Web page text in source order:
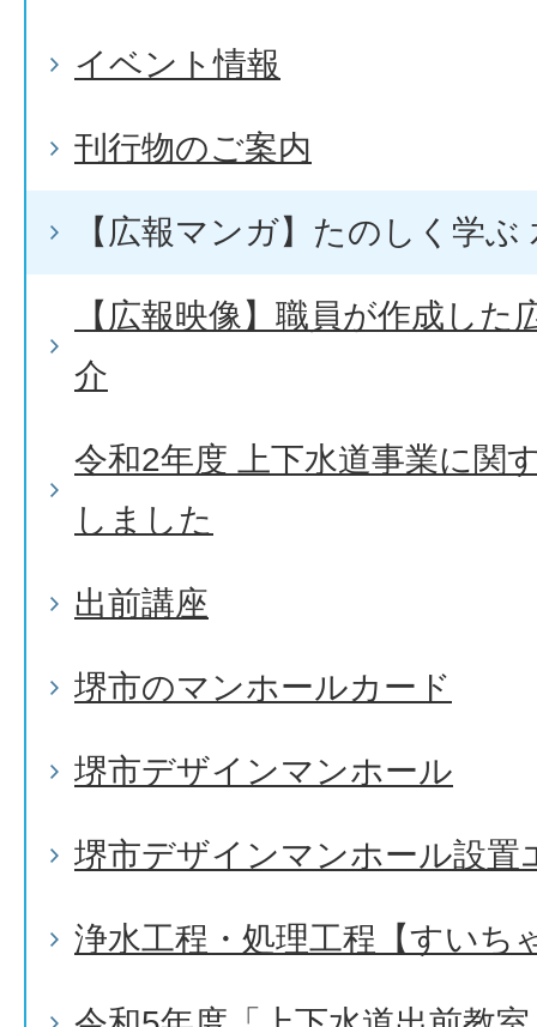
イベント情報
刊行物のご案内
【広報マンガ】たのしく学ぶ
【広報映像】職員が作成し
介
令和2年度 上下水道事業に関
しました
出前講座
堺市のマンホールカード
堺市デザインマンホール
堺市デザインマンホール設置
浄水工程・処理工程【すいち